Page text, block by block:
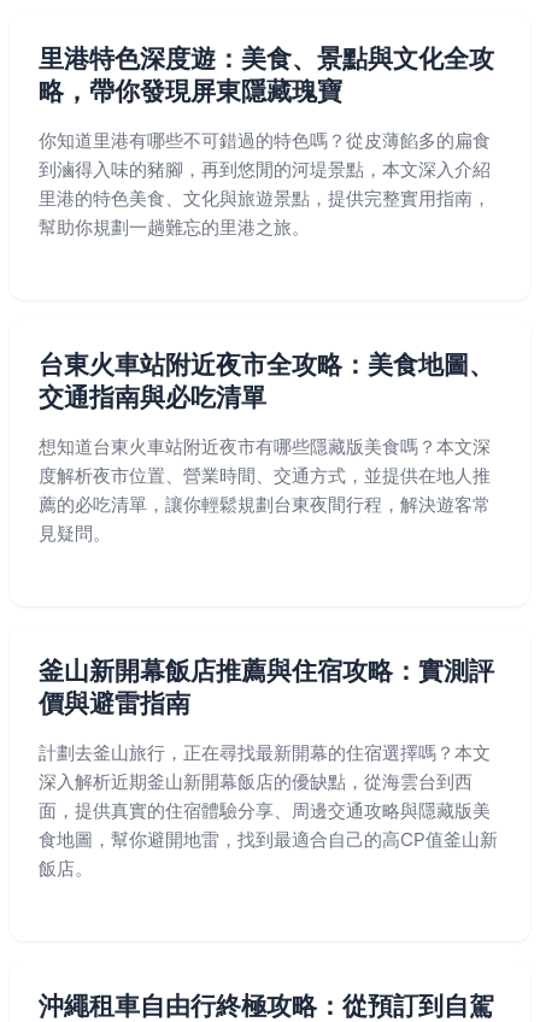
里港特色深度遊：美食、景點與文化全攻
略，帶你發現屏東隱藏瑰寶
你知道里港有哪些不可錯過的特色嗎？從皮薄餡多的扁食
到滷得入味的豬腳，再到悠閒的河堤景點，本文深入介紹
里港的特色美食、文化與旅遊景點，提供完整實用指南，
幫助你規劃一趟難忘的里港之旅。
台東火車站附近夜市全攻略：美食地圖、
交通指南與必吃清單
想知道台東火車站附近夜市有哪些隱藏版美食嗎？本文深
度解析夜市位置、營業時間、交通方式，並提供在地人推
薦的必吃清單，讓你輕鬆規劃台東夜間行程，解決遊客常
見疑問。
釜山新開幕飯店推薦與住宿攻略：實測評
價與避雷指南
計劃去釜山旅行，正在尋找最新開幕的住宿選擇嗎？本文
深入解析近期釜山新開幕飯店的優缺點，從海雲台到西
面，提供真實的住宿體驗分享、周邊交通攻略與隱藏版美
食地圖，幫你避開地雷，找到最適合自己的高CP值釜山新
飯店。
沖繩租車自由行終極攻略：從預訂到自駕